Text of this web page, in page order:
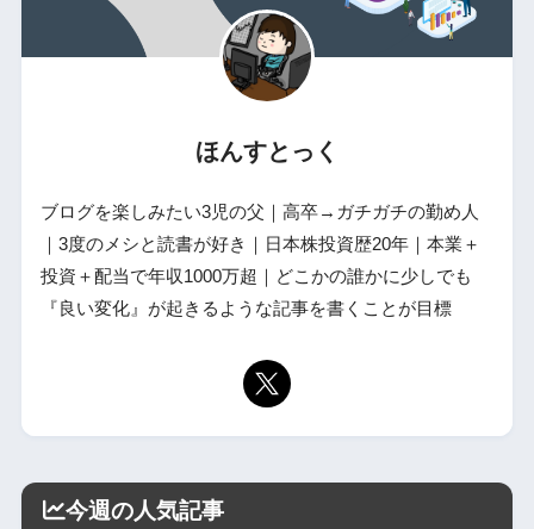
ほんすとっく
ブログを楽しみたい3児の父｜高卒→ガチガチの勤め人
｜3度のメシと読書が好き｜日本株投資歴20年｜本業＋
投資＋配当で年収1000万超｜どこかの誰かに少しでも
『良い変化』が起きるような記事を書くことが目標
今週の人気記事